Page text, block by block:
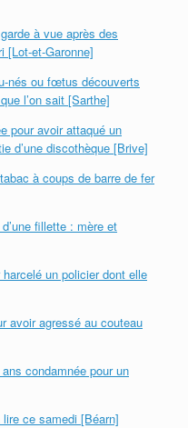
à vue après des
[Lot-et-Garonne]
nés ou fœtus découverts
l’on sait [Sarthe]
pour avoir attaqué un
d’une discothèque [Brive]
à coups de barre de fer
fillette : mère et
un policier dont elle
avoir agressé au couteau
condamnée pour un
ce samedi [Béarn]